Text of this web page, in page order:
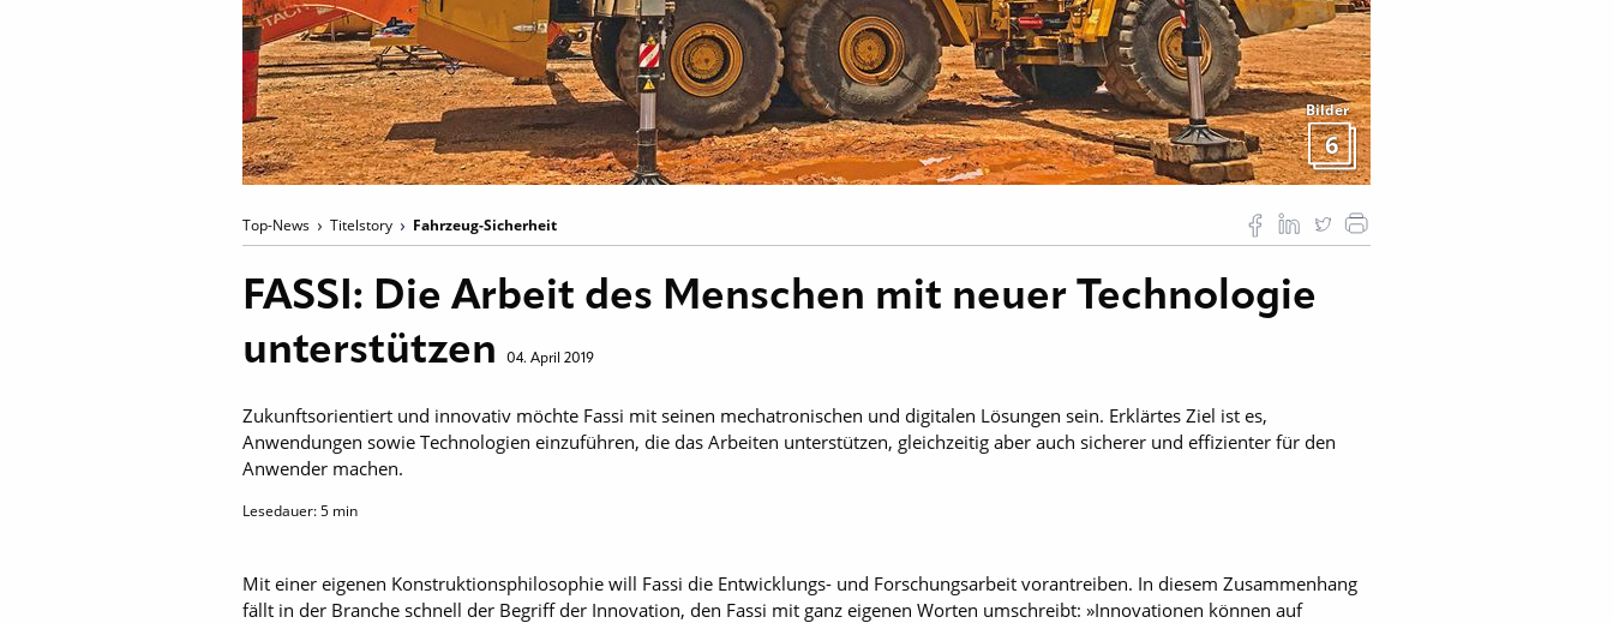
Bilder
6
Top-News Titelstory Fahrzeug-Sicherheit
FASSI: Die Arbeit des Menschen mit neuer Technologie
unterstützen
04. April 2019
Zukunftsorientiert und innovativ möchte Fassi mit seinen ­mechatronischen und digitalen Lösungen sein. Erklärtes Ziel ist es,
Anwendungen sowie Technologien einzuführen, die das Arbeiten unterstützen, gleichzeitig aber auch sicherer und effizienter für den
Anwender machen.
Lesedauer:5 min
Mit einer eigenen Konstruktionsphilosophie will Fassi die Entwicklungs- und Forschungsarbeit vorantreiben. In diesem Zusammenhang
fällt in der Branche schnell der Begriff der Innovation, den Fassi mit ganz eigenen Worten umschreibt: »Innovationen können auf